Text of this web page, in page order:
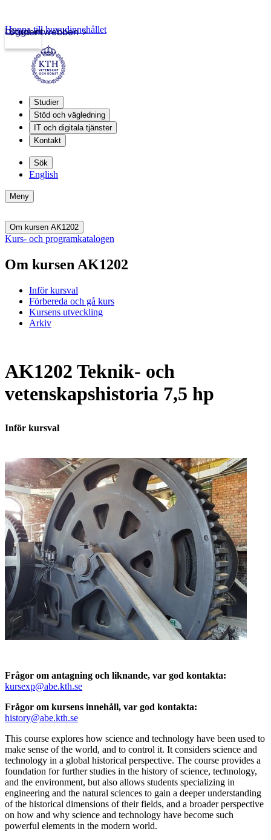
Studentwebben
Logga in
Hoppa till huvudinnehållet
Studier
Stöd och vägledning
IT och digitala tjänster
Kontakt
Sök
English
Meny
Om kursen AK1202
Kurs- och programkatalogen
Om kursen AK1202
Inför kursval
Förbereda och gå kurs
Kursens utveckling
Arkiv
AK1202 Teknik- och
vetenskapshistoria 7,5 hp
Inför kursval
Frågor om antagning och liknande, var god kontakta:
kursexp@abe.kth.se
Frågor om kursens innehåll, var god kontakta:
history@abe.kth.se
This course explores how science and technology have been used to
make sense of the world, and to control it. It considers science and
technology in a global historical perspective. The course provides a
foundation for further studies in the history of science, technology,
and the environment, but also allows students specializing in
engineering and the natural sciences to gain a deeper understanding
of the historical dimensions of their fields, and a broader perspective
on how and why science and technology have become such
powerful elements in the modern world.